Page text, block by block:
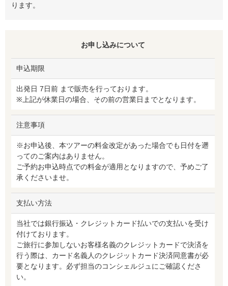
ります。
お申し込みについて
申込期限
出発日 7日前 まで販売を行っております。
※上記が休業日の場合、その前の営業日までとなります。
注意事項
※お申込後、本ツアーの料金改定があった場合でも日付を遡
ってのご案内はありません。
ご予約お申込時点での料金が適用となりますので、予めご了
承くださいませ。
支払い方法
当社では銀行振込・クレジットカード払いでの支払いを受け
付けております。
ご旅行に参加しないお客様名義のクレジットカードで決済を
行う際は、カード名義人のクレジットカード決済同意書が必
要となります。必ず担当のコンシェルジュにご確認くださ
い。